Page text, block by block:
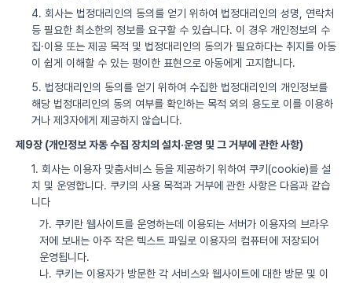
4. 회사는 법정대리인의 동의를 얻기 위하여 법정대리인의 성명, 연락처
등 필요한 최소한의 정보를 요구할 수 있습니다. 이 경우 개인정보의 수
집·이용 또는 제공 목적 및 법정대리인의 동의가 필요하다는 취지를 아동
이 쉽게 이해할 수 있는 평이한 표현으로 아동에게 고지합니다.
5. 법정대리인의 동의를 얻기 위하여 수집한 법정대리인의 개인정보를
해당 법정대리인의 동의 여부를 확인하는 목적 외의 용도로 이를 이용하
거나 제3자에게 제공하지 않습니다.
제9장 (개인정보 자동 수집 장치의 설치·운영 및 그 거부에 관한 사항)
1. 회사는 이용자 맞춤서비스 등을 제공하기 위하여 쿠키(cookie)를 설
치 및 운영합니다. 쿠키의 사용 목적과 거부에 관한 사항은 다음과 같습
니다
가. 쿠키란 웹사이트를 운영하는데 이용되는 서버가 이용자의 브라우
저에 보내는 아주 작은 텍스트 파일로 이용자의 컴퓨터에 저장되어
운영됩니다.
나. 쿠키는 이용자가 방문한 각 서비스와 웹사이트에 대한 방문 및 이